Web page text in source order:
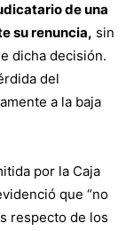
de una
su renuncia, sin
dicha decisión.
del
a la baja
por la Caja
que “no
respecto de los